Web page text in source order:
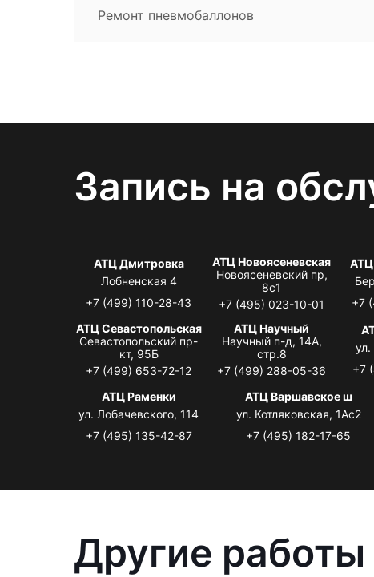
Ремонт пневмобаллонов
Запись на
АТЦ Дмитровка
Лобненская 4
+7 (499) 110-28-43
АТЦ Новоясеневская
Новоясеневский пр,
8с1
+7 (495) 023-10-01
АТЦ
+7
АТЦ Севастопольская
Севастопольский пр-
кт, 95Б
+7 (499) 653-72-12
АТЦ Научный
Научный п-д, 14А,
стр.8
+7 (499) 288-05-36
+7
АТЦ Раменки
ул. Лобачевского, 114
+7 (495) 135-42-87
АТЦ Варшавское ш
ул. Котляковская, 1Ас2
+7 (495) 182-17-65
Другие